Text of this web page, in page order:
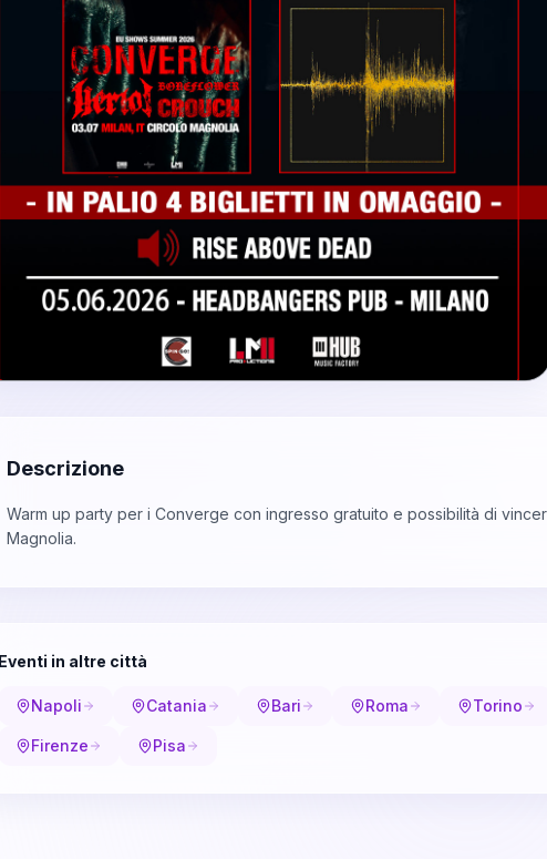
Descrizione
Warm up party per i Converge con ingresso gratuito e possibilità di
Magnolia.
Eventi in altre città
Napoli Catania Bari Roma Torino
Firenze Pisa